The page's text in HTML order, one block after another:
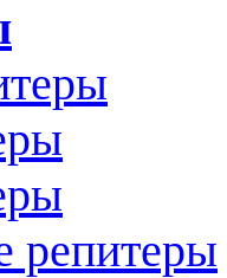
репитеры